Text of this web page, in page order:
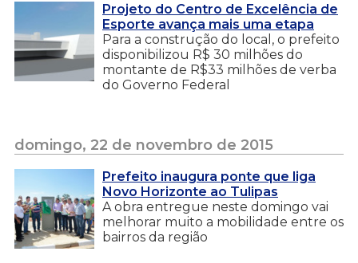
Projeto do Centro de Excelência de
Esporte avança mais uma etapa
Para a construção do local, o prefeito
disponibilizou R$ 30 milhões do
montante de R$33 milhões de verba
do Governo Federal
domingo, 22 de novembro de 2015
Prefeito inaugura ponte que liga
Novo Horizonte ao Tulipas
A obra entregue neste domingo vai
melhorar muito a mobilidade entre os
bairros da região